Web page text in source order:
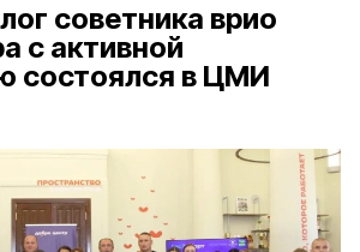
советника врио
с активной
состоялся в ЦМИ